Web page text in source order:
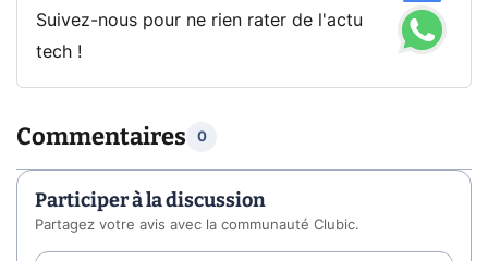
Suivez-nous pour ne rien rater de l'actu
tech !
Commentaires 0
Participer à la discussion
Partagez votre avis avec la communauté Clubic.